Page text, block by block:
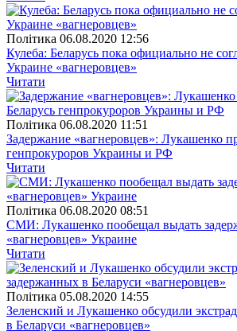
Полiтика 06.08.2020 12:56
Кулеба: Беларусь пока официально не
Украине «вагнеровцев»
Читати
Полiтика 06.08.2020 11:51
Задержание «вагнеровцев»: Лукашенко
генпрокуроров Украины и РФ
Читати
Полiтика 06.08.2020 08:51
СМИ: Лукашенко пообещал выдать
«вагнеровцев» Украине
Читати
Полiтика 05.08.2020 14:55
Зеленский и Лукашенко обсудили
в Беларуси «вагнеровцев»